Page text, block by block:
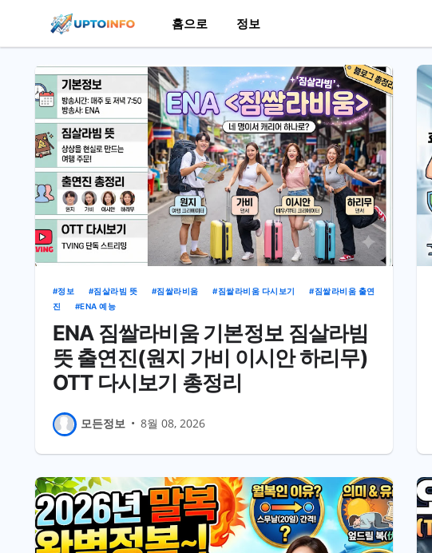
홈으로 정보
정보 짐살라빔 뜻 짐쌀라비움 짐쌀라비움 다시보기
짐쌀라비움 출연
진
ENA 예능
ENA 짐쌀라비움 기본정보 짐살라빔
뜻 출연진(원지 가비 이시안 하리무)
OTT 다시보기 총정리
모든정보 • 8월 08, 2026